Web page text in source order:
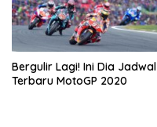
Bergulir Lagi! Ini Dia Jadwal
Terbaru MotoGP 2020